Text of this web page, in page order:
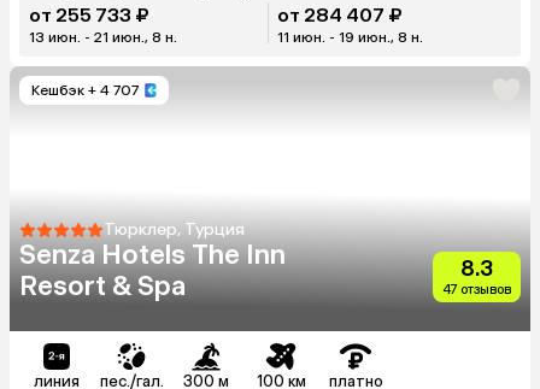
от 255 733 ₽
13 июн. - 21 июн., 8 н.
от 284 407 ₽
11 июн. - 19 июн., 8 н.
Кешбэк + 4 707
Тюрклер, Турция
Senza Hotels The Inn
Resort & Spa
8.3
47 отзывов
линия пес./гал. 300 м 100 км платно